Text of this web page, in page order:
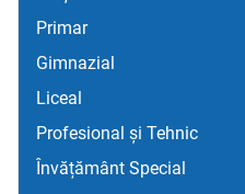
Primar
Gimnazial
Liceal
Profesional și Tehnic
Învățământ Special